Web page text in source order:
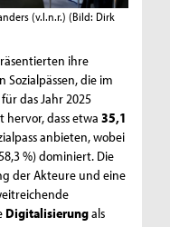
(v.l.n.r.) (Bild: Dirk
ihre
die im
für das Jahr 2025
hervor, dass etwa35,1
anbieten, wobei
%) dominiert. Die
der Akteure und eine
Digitalisierungals